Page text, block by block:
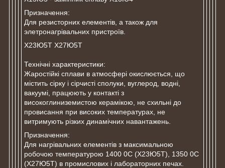
Призначення:
Для резисторних елементів, а також для
элетронагрівальних пристроїв.
Х23Ю5Т Х27Ю5Т
Технічні характеристики:
Жаростійкі сплави в атмосфері окислюється, що
містить сірку і сірчисті сполуки, вуглерод, водні,
вакуумі, працюють у контакті з
високоглиниземистою керамікою, не схильні до
провисання при високих температурах, не
витримують різких динамічних навантажень.
Призначення:
Для нагрівальних елементів з максимальною
робочою температурою 1400 0С (Х23Ю5Т), 1350 0С
(Х27Ю5Т) в промислових і лабораторних печах.